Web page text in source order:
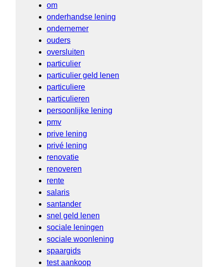
om
onderhandse lening
ondernemer
ouders
oversluiten
particulier
particulier geld lenen
particuliere
particulieren
persoonlijke lening
pmv
prive lening
privé lening
renovatie
renoveren
rente
salaris
santander
snel geld lenen
sociale leningen
sociale woonlening
spaargids
test aankoop